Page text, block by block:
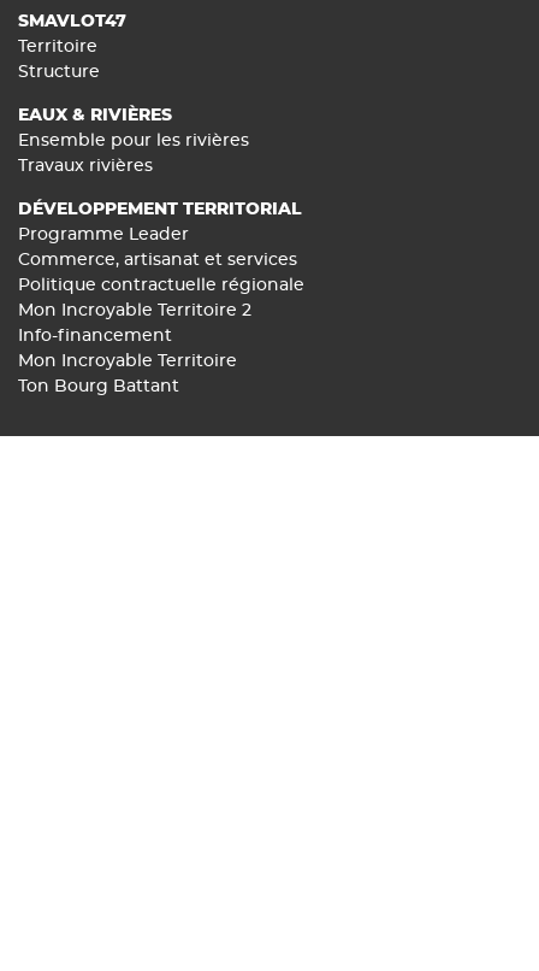
SMAVLOT47
Territoire
Structure
EAUX & RIVIÈRES
Ensemble pour les rivières
Travaux rivières
DÉVELOPPEMENT TERRITORIAL
Programme Leader
Commerce, artisanat et services
Politique contractuelle régionale
Mon Incroyable Territoire 2
Info-financement
Mon Incroyable Territoire
Ton Bourg Battant